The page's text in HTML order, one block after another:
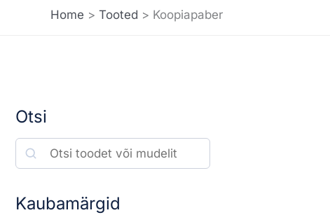
Home Tooted Koopiapaber
Otsi
e
a
Kaubamärgid